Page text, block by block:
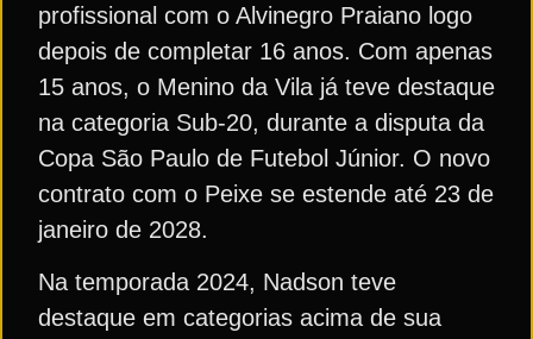
profissional com o Alvinegro Praiano logo
depois de completar 16 anos. Com apenas
15 anos, o Menino da Vila já teve destaque
na categoria Sub-20, durante a disputa da
Copa São Paulo de Futebol Júnior. O novo
contrato com o Peixe se estende até 23 de
janeiro de 2028.
Na temporada 2024, Nadson teve
destaque em categorias acima de sua